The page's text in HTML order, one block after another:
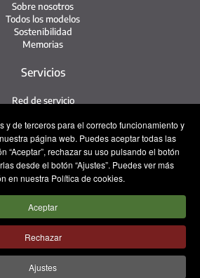
y de terceros para el correcto funcionamiento y
página web. Puedes aceptar todas las
“Aceptar”, rechazar su uso pulsando el botón
desde el botón “Ajustes”. Puedes ver más
en nuestra Política de cookies.
Aceptar
Rechazar
Ajustes
Sobre nosotros
Todos los modelos
Sostenibilidad
Memorias
Servicios
Red de servicio
iService
Usados
Contacto
Contacto
Posventa y Recambios
Equipo comercial
Trabaja con nosotros